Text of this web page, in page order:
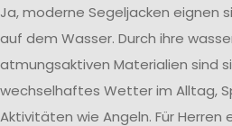
Ja, moderne Segeljacken eignen
auf dem Wasser. Durch ihre
atmungsaktiven Materialien sind
wechselhaftes Wetter im Alltag,
Aktivitäten wie Angeln. Für